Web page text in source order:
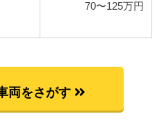
70〜125万円
両をさがす